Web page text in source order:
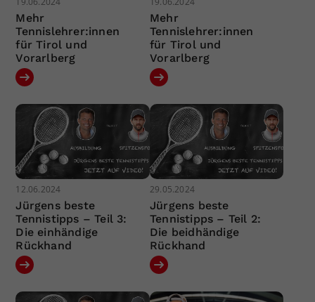
Mehr
Tennislehrer:innen
für Tirol und
Vorarlberg
Mehr
Tennislehrer:innen
für Tirol und
Vorarlberg
12.06.2024
Jürgens beste
Tennistipps – Teil 3:
Die einhändige
Rückhand
29.05.2024
Jürgens beste
Tennistipps – Teil 2:
Die beidhändige
Rückhand